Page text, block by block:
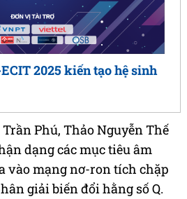
2025 kiến tạo hệ sinh
Phú, Thảo Nguyễn Thế
dạng các mục tiêu âm
vào mạng nơ-ron tích chặp
giải biến đổi hằng số Q.